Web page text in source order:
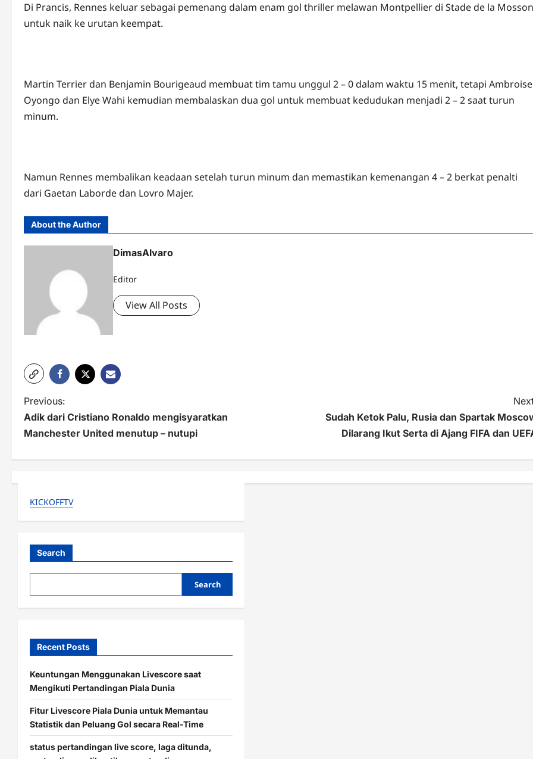
Di Prancis, Rennes keluar sebagai pemenang dalam enam gol thriller melawan Montpellier di Stade de la Mosson
untuk naik ke urutan keempat.
Martin Terrier dan Benjamin Bourigeaud membuat tim tamu unggul 2 – 0 dalam waktu 15 menit, tetapi Ambroise
Oyongo dan Elye Wahi kemudian membalaskan dua gol untuk membuat kedudukan menjadi 2 – 2 saat turun
minum.
Namun Rennes membalikan keadaan setelah turun minum dan memastikan kemenangan 4 – 2 berkat penalti
dari Gaetan Laborde dan Lovro Majer.
About the Author
DimasAlvaro
Editor
View All Posts
P
o
a
g
a
o
n
Previous:
Adik dari Cristiano Ronaldo mengisyaratkan
Manchester United menutup – nutupi
Sudah Ketok Palu, Rusia dan Spartak
Dilarang Ikut Serta di Ajang FIFA dan
KICKOFFTV
Search
Search
Recent Posts
Keuntungan Menggunakan Livescore saat
Mengikuti Pertandingan Piala Dunia
Fitur Livescore Piala Dunia untuk Memantau
Statistik dan Peluang Gol secara Real-Time
status pertandingan live score, laga ditunda,